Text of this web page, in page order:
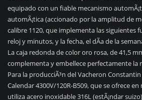
equipado con un fiable mecanismo
automÃ¡tica (accionado por la amplitud de
calibre 1120, que implementa las siguientes
reloj y minutos, y la fecha, el dÃ­a de la
La caja redonda de color oro rosa, de 41,5
complementa y embellece perfectamente la
Para la producciÃ³n del Vacheron
Calendar 4300V/120R-B509, que se ofrece
utiliza acero inoxidable 316L (estÃ¡ndar